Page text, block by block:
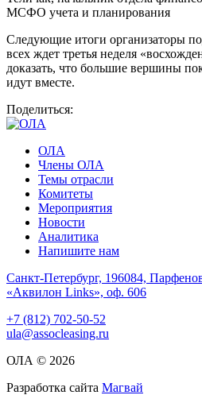
МСФО учета и планирования
Следующие итоги организаторы
всех ждет третья неделя
доказать, что большие вершины
идут вместе.
Поделиться:
ОЛА
Члены ОЛА
Темы отрасли
Комитеты
Мероприятия
Новости
Аналитика
Напишите нам
Санкт-Петербург, 196084,
«Аквилон Links», оф. 606
+7 (812) 702-50-52
ula@assocleasing.ru
ОЛА © 2026
Разработка сайта Магвай